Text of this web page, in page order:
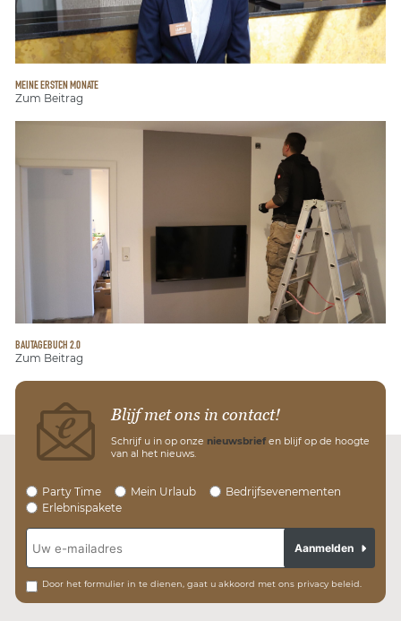
MEINE ERSTEN MONATE
Zum Beitrag
BAUTAGEBUCH 2.0
Zum Beitrag
Blijf met ons in contact!
Schrijf u in op onze nieuwsbriefen blijf op de hoogte
van al het nieuws.
Party Time Mein Urlaub
Bedrijfsevenementen
Erlebnispakete
Door het formulier in te dienen, gaat u akkoord met ons privacy beleid.
Aanmelden